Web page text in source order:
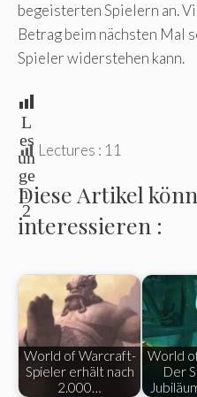
begeisterten Spielern an.
Betrag beim nächsten Mal
Spieler widerstehen kann.
L
es
un
ge
n:
2
Lectures : 11
Diese Artikel
interessieren :
World of Warcraft-
Spieler erhält nach
2.000…
World
Der